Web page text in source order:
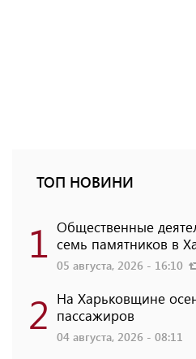
ТОП НОВИНИ
1 Общественные
семь памятников в
05 августа, 2026 - 16:10
2 На Харьковщине
пассажиров
04 августа, 2026 - 08:11